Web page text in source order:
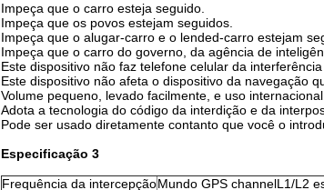
Impeça que o carro esteja seguido.
Impeça que os povos estejam seguidos.
Impeça que o alugar-carro e o lended-carro estejam
Impeça que o carro do governo, da agência de
Este dispositivo não faz telefone celular da
Este dispositivo não afeta o dispositivo da navegação
Volume pequeno, levado facilmente, e uso internacional.
Adota a tecnologia do código da interdição e da
Pode ser usado diretamente contanto que você o
Especificação 3
Frequência da intercepçãoMundo GPS channelL1/L2